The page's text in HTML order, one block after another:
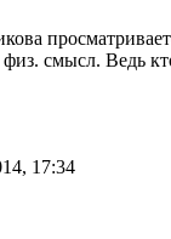
смысл. Ведь
17:34